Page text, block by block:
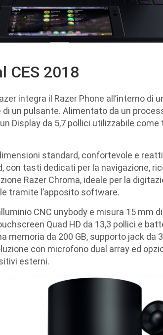
CES 2018
integra il Razer Phone all’interno di
un pulsante. Alimentato da un
Display da 5,7 pollici utilizzabile
standard, confortevole e
con tasti dedicati per la navigazione,
Razer Chroma, ideale per la
tramite l’apposito software.
CNC unybody e misura 15 mm
Quad HD da 13,3 pollici e
memoria da 200 GB, supporto jack da
con microfono dual array ed
esterni.